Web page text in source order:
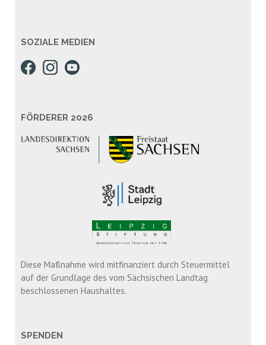
SOZIALE MEDIEN
FÖRDERER 2026
Diese Maßnahme wird mitfinanziert durch Steuermittel
auf der Grundlage des vom Sächsischen Landtag
beschlossenen Haushaltes.
SPENDEN